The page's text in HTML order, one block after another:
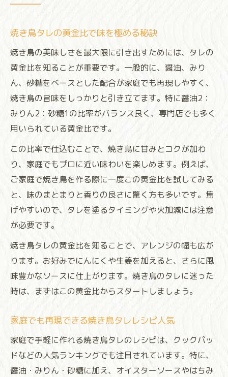
焼き鳥タレの黄金比で味を極める秘訣
焼き鳥の美味しさを最大限に引き出すためには、タレの
黄金比を知ることが重要です。一般的に、醤油、みり
ん、砂糖をベースとした配合が家庭でも再現しやすく、
焼き鳥の旨味をしっかりと引き立てます。特に醤油2：
みりん2：砂糖1の比率がバランス良く、専門店でも多く
用いられている黄金比です。
この比率で仕込むことで、焼き鳥に甘みとコクが加わ
り、家庭でもプロに近い味わいを楽しめます。例えば、
ご家庭で焼き鳥を作る際に一度この黄金比を試してみる
と、味のまとまりと香りの良さに驚く方も多いです。焦
げやすいので、タレを塗るタイミングや火加減には注意
が必要です。
焼き鳥タレの黄金比を知ることで、アレンジの幅も広が
ります。お好みでにんにくや生姜を加えると、さらに風
味豊かなソースに仕上がります。焼き鳥のタレに迷った
時は、まずはこの黄金比からスタートしましょう。
家庭でも再現できる焼き鳥タレレシピ人気
家庭で手軽に作れる焼き鳥タレのレシピは、クックパッ
ドなどの人気ランキングでも注目されています。特に、
醤油・みりん・砂糖に加え、オイスターソースやはちみ